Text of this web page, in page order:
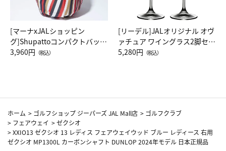
[マーナxJALショッピン
グ]Shupattoコンパクトバッグ
Drop JAL客室乗務員（LC）ス
3,960円 （税込）
[リーデル]JALオリジナル オヴ
ァチュア ワイングラス2脚セッ
ト（レッドワイン）
5,280円 （税込）
ホーム > ゴルフショップ ジーパーズ JAL Mall店 > ゴルフクラブ
> フェアウェイ >ゼクシオ
>XXIO13 ゼクシオ 13 レディス フェアウェイウッド ブルー レディース 右用
ゼクシオ MP1300L カーボンシャフト DUNLOP 2024年モデル 日本正規品